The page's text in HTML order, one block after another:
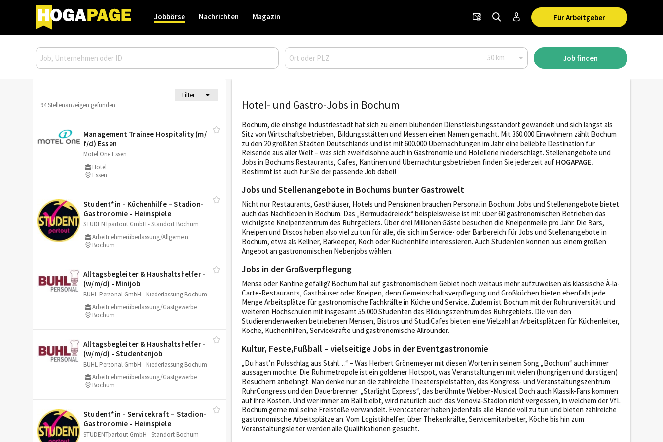
Für Arbeitgeber
Jobbörse Nachrichten Magazin
Job finden
Filter
94 Stellenanzeigen gefunden
Management Trainee Hospitality (m/​
f/​d) Essen
Motel One Essen
Hotel
Essen
Student*in - Küchenhilfe – Stadion-
Gastronomie - Heimspiele
STUDENTpartout GmbH - Standort Bochum
Arbeitnehmerüberlassung/Allgemein
Bochum
Alltagsbegleiter & Haushaltshelfer -
(w/​m/​d) - Minijob
BUHL Personal GmbH - Niederlassung Bochum
Arbeitnehmerüberlassung/Gastgewerbe
Bochum
Alltagsbegleiter & Haushaltshelfer -
(w/​m/​d) - Studentenjob
BUHL Personal GmbH - Niederlassung Bochum
Arbeitnehmerüberlassung/Gastgewerbe
Bochum
Student*in - Servicekraft – Stadion-
Gastronomie - Heimspiele
STUDENTpartout GmbH - Standort Bochum
Hotel- und Gastro-Jobs in Bochum
Bochum, die einstige Industriestadt hat sich zu einem blühenden Dienstleistungsstandort gewandelt und sich längst als
Sitz von Wirtschaftsbetrieben, Bildungsstätten und Messen einen Namen gemacht. Mit 360.000 Einwohnern zählt Bochum
zu den 20 größten Städten Deutschlands und ist mit 600.000 Übernachtungen im Jahr eine beliebte Destination für
Reisende aus aller Welt – was sich zweifelsohne auch in Gastronomie und Hotellerie niederschlägt. Stellenangebote und
Jobs in Bochums Restaurants, Cafes, Kantinen und Übernachtungsbetrieben finden Sie jederzeit auf HOGAPAGE.
Bestimmt ist auch für Sie der passende Job dabei!
Jobs und Stellenangebote in Bochums bunter Gastrowelt
Nicht nur Restaurants, Gasthäuser, Hotels und Pensionen brauchen Personal in Bochum: Jobs und Stellenangebote bietet
auch das Nachtleben in Bochum. Das „Bermudadreieck“ beispielsweise ist mit über 60 gastronomischen Betrieben das
wichtigste Kneipenzentrum des Ruhrgebiets. Über drei Millionen Gäste besuchen die Kneipenmeile pro Jahr. Die Bars,
Kneipen und Discos haben also viel zu tun für alle, die sich im Service- oder Barbereich für Jobs und Stellenangebote in
Bochum, etwa als Kellner, Barkeeper, Koch oder Küchenhilfe interessieren. Auch Studenten können aus einem großen
Angebot an gastronomischen Nebenjobs wählen.
Jobs in der Großverpflegung
Mensa oder Kantine gefällig? Bochum hat auf gastronomischem Gebiet noch weitaus mehr aufzuweisen als klassische À-la-
Carte-Restaurants, Gasthäuser oder Kneipen, denn Gemeinschaftsverpflegung und Großküchen bieten ebenfalls jede
Menge Arbeitsplätze für gastronomische Fachkräfte in Küche und Service. Zudem ist Bochum mit der Ruhruniversität und
weiteren Hochschulen mit insgesamt 55.000 Studenten das Bildungszentrum des Ruhrgebiets. Die von den
Studierendenwerken betriebenen Mensen, Bistros und StudiCafes bieten eine Vielzahl an Arbeitsplätzen für Küchenleiter,
Köche, Küchenhilfen, Servicekräfte und gastronomische Allrounder.
Kultur, Feste,Fußball – vielseitige Jobs in der Eventgastronomie
„Du hast’n Pulsschlag aus Stahl…“ – Was Herbert Grönemeyer mit diesen Worten in seinem Song „Bochum“ auch immer
aussagen mochte: Die Ruhrmetropole ist ein goldener Hotspot, was Veranstaltungen mit vielen (hungrigen und durstigen)
Besuchern anbelangt. Man denke nur an die zahlreiche Theaterspielstätten, das Kongress- und Veranstaltungszentrum
RuhrCongress und den Dauerbrenner „Starlight Express“, das berühmte Webber-Musical. Doch auch Klassik-Fans kommen
auf ihre Kosten. Und wer immer am Ball bleibt, wird natürlich auch das Vonovia-Stadion nicht vergessen, in welchem der VfL
Bochum gerne mal seine Freistöße verwandelt. Eventcaterer haben jedenfalls alle Hände voll zu tun und bieten zahlreiche
gastronomische Arbeitsplätze an. Vom Logistikhelfer, über Thekenkräfte, Servicemitarbeiter, Köche bis hin zum
Veranstaltungsleiter werden alle Qualifikationen gesucht.